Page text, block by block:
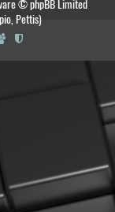
© phpBB Limited
Pettis)